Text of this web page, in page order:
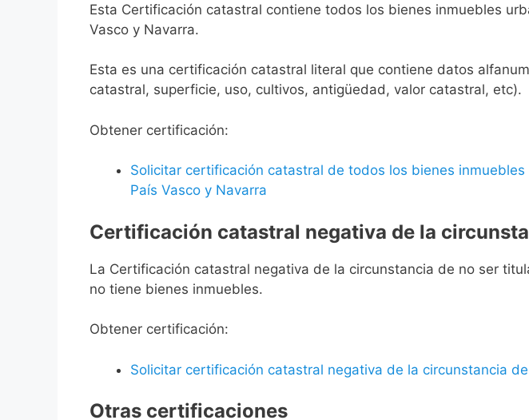
Esta Certificación catastral contiene todos los bienes inmuebles
Vasco y Navarra.
Esta es una certificación catastral literal que contiene datos
catastral, superficie, uso, cultivos, antigüedad, valor catastral, etc).
Obtener certificación:
Solicitar certificación catastral de todos los bienes
País Vasco y Navarra
Certificación catastral negativa de la
La Certificación catastral negativa de la circunstancia de no ser
no tiene bienes inmuebles.
Obtener certificación:
Solicitar certificación catastral negativa de la circunstancia
Otras certificaciones